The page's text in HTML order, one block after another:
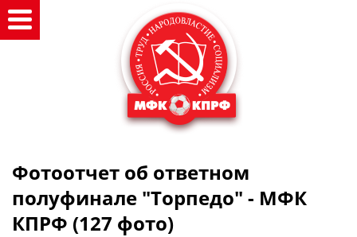
Фотоотчет об ответном
полуфинале "Торпедо" - МФК
КПРФ (127 фото)